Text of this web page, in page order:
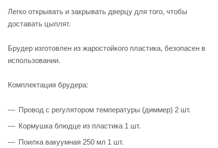
Легко открывать и закрывать дверцу для того, чтобы
доставать цыплят.
Брудер изготовлен из жаростойкого пластика, безопасен в
использовании.
Комплектация брудера:
Провод с регулятором температуры (диммер) 2 шт.
Кормушка блюдце из пластика 1 шт.
Поилка вакуумная 250 мл 1 шт.